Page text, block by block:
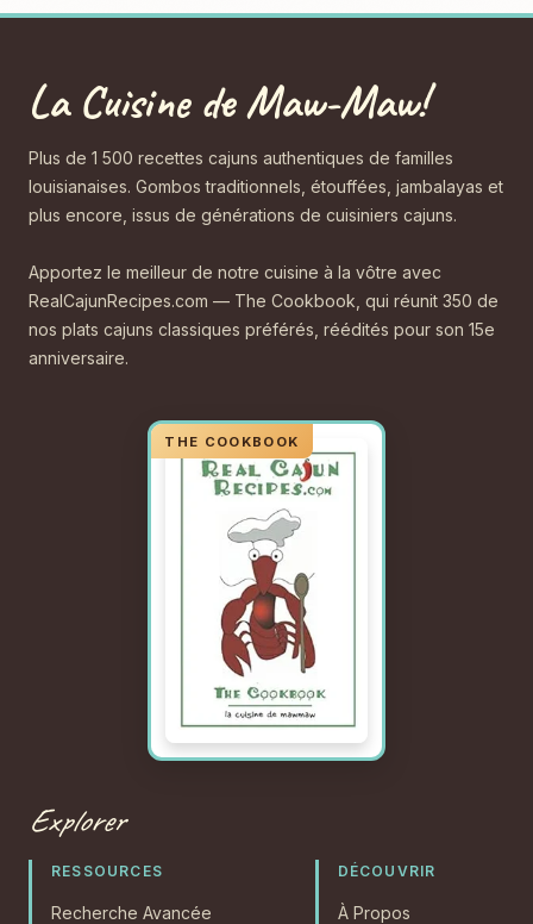
La Cuisine de Maw-Maw!
Plus de 1 500 recettes cajuns authentiques de familles
louisianaises. Gombos traditionnels, étouffées, jambalayas et
plus encore, issus de générations de cuisiniers cajuns.
Apportez le meilleur de notre cuisine à la vôtre avec
RealCajunRecipes.com — The Cookbook, qui réunit 350 de
nos plats cajuns classiques préférés, réédités pour son 15e
anniversaire.
Explorer
RESSOURCES
Recherche Avancée
DÉCOUVRIR
À Propos